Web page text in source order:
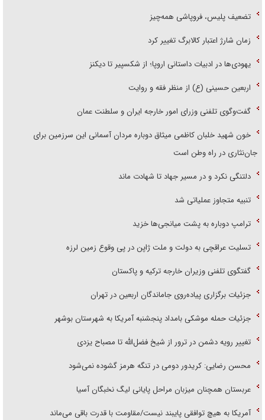
تضعیف پلیس، فروپاشی همه‌چیز
زمان شارژ اعتبار کالابرگ تغییر کرد
یهودی‌ها در ادبیات داستانی اروپا؛ از شکسپیر تا دیکنز
اربعین حسینی (ع) از منظر فقه و روایت
گفت‌وگوی تلفنی وزرای امور خارجه ایران و سلطنت عمان
خون شهید خلبان کاظمی میثاق دوباره مردان آسمانی این سرزمین برای
جان‌نثاری در راه وطن است
دلتنگی نکرد و در مسیر جهاد تا شهادت ماند
تنبیه متجاوز عملیاتی شد
ترامپ دوباره به پشت میانجی‌ها خزید
تسلیت عراقچی به دولت و ملت ژاپن در پی وقوع زمین لرزه
گفتگوی تلفنی وزیران خارجه ترکیه و پاکستان
جزئیات برگزاری پیاده‌روی جاماندگان اربعین در تهران
جزئیات حمله موشکی بامداد پنجشنبه آمریکا به شهرستان بوشهر
تغییر رویه دشمن در ترور از شیخ فضل‌الله تا مصباح یزدی
محسن رضایی: کریدور دومی در تنگه هرمز گشوده نمی‌شود
عربستان همچنان میزبان مراحل پایانی لیگ نخبگان آسیا
آمریکا به هیچ توافقی پایبند نیست/مقاومت با قدرت باقی می‌ماند